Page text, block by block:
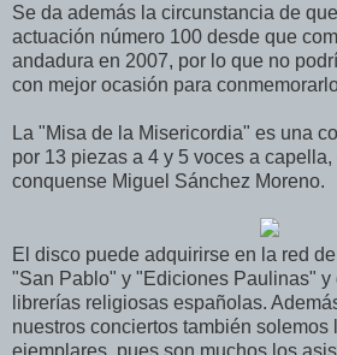
Se da además la circunstancia de
actuación número 100 desde que
andadura en 2007, por lo que no
con mejor ocasión para
La "Misa de la Misericordia" es una
por 13 piezas a 4 y 5 voces a
conquense Miguel Sánchez Moreno.
El disco puede adquirirse en la red
"San Pablo" y "Ediciones Paulinas" y
librerías religiosas españolas.
nuestros conciertos también solemos
ejemplares, pues son muchos los